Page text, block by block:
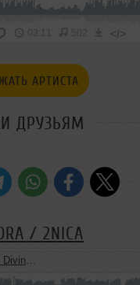
03:11 502 </>
АРТИСТА
ДРУЗЬЯМ
/ 2NICA
(2k26)